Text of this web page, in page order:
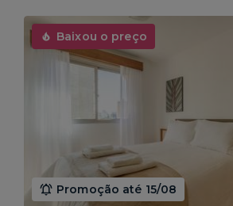
Baixou o preço
Promoção até 15/08